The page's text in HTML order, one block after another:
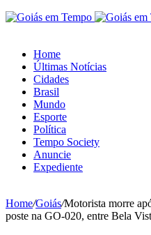
Home
Últimas Notícias
Cidades
Brasil
Mundo
Esporte
Política
Tempo Society
Anuncie
Expediente
Home/Goiás/Motorista morre
poste na GO-020, entre Bela